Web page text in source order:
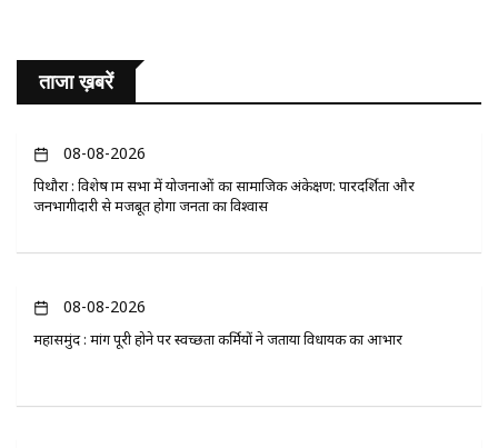
ताजा ख़बरें
08-08-2026
पिथौरा : विशेष ग्राम सभा में योजनाओं का सामाजिक अंकेक्षण: पारदर्शिता और
जनभागीदारी से मजबूत होगा जनता का विश्वास
08-08-2026
महासमुंद : मांग पूरी होने पर स्वच्छता कर्मियों ने जताया विधायक का आभार